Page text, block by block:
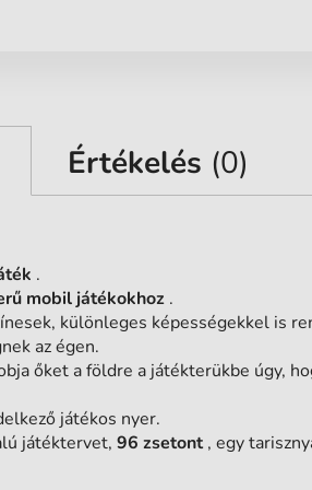
Értékelés (0)
.
mobil játékokhoz .
különleges képességekkel is
az égen.
őket a földre a játékterükbe úgy,
játékos nyer.
játéktervet, 96 zsetont, egy